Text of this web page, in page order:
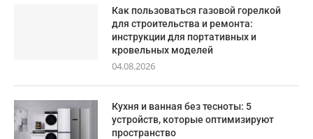
Как пользоваться газовой горелкой
для строительства и ремонта:
инструкции для портативных и
кровельных моделей
04.08.2026
Кухня и ванная без тесноты: 5
устройств, которые оптимизируют
пространство